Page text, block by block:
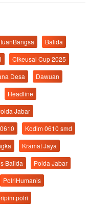
Balida
Cikeusal Cup 2025
Desa
Dawuan
Headline
Jabar
Kodim 0610 smd
Kramat Jaya
Balida
Polda Jabar
PolriHumanis